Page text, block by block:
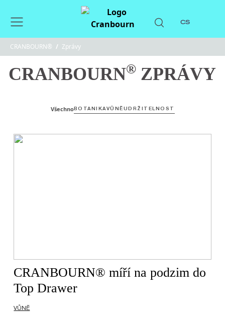
CS
CRANBOURN® / Zprávy
CRANBOURN® ZPRÁVY
VšechnoBOTANIKAVŮNĚUDRŽITELNOST
CRANBOURN® míří na podzim do
Top Drawer
VŮNĚ